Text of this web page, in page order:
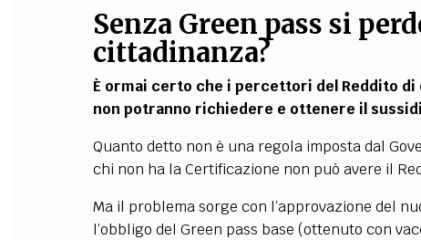
Senza Green pass si
cittadinanza?
È ormai certo che i percettori del Reddito
non potranno richiedere e ottenere il
Quanto detto non è una regola imposta dal
chi non ha la Certificazione non può avere il
Ma il problema sorge con l’approvazione del
l’obbligo del Green pass base (ottenuto con